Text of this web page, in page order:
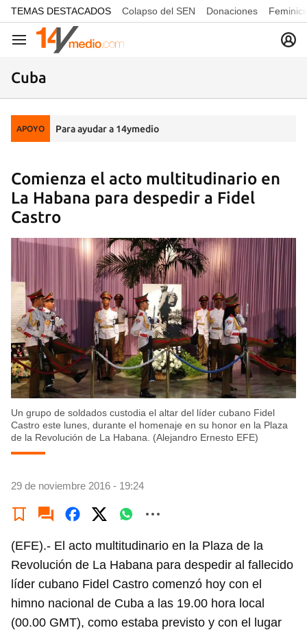
common.go-to-content
TEMAS DESTACADOS Colapso del SEN Donaciones
Navegación
Cuba
APOYO Para ayudar a 14ymedio
Comienza el acto multitudinario en
La Habana para despedir a Fidel
Castro
Un grupo de soldados custodia el altar del líder cubano Fidel
Castro este lunes, durante el homenaje en su honor en la Plaza
de la Revolución de La Habana. (Alejandro Ernesto EFE)
29 de noviembre 2016 - 19:24
(EFE).- El acto multitudinario en la Plaza de la
Revolución de La Habana para despedir al fallecido
líder cubano Fidel Castro comenzó hoy con el
himno nacional de Cuba a las 19.00 hora local
(00.00 GMT), como estaba previsto y con el lugar